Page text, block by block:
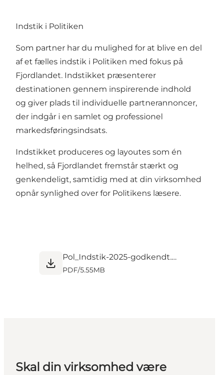
Indstik i Politiken
Som partner har du mulighed for at blive en del
af et fælles indstik i Politiken med fokus på
Fjordlandet. Indstikket præsenterer
destinationen gennem inspirerende indhold
og giver plads til individuelle partnerannoncer,
der indgår i en samlet og professionel
markedsføringsindsats.
Indstikket produceres og layoutes som én
helhed, så Fjordlandet fremstår stærkt og
genkendeligt, samtidig med at din virksomhed
opnår synlighed over for Politikens læsere.
Pol_Indstik-2025-godkendt.pdf
PDF/5.55MB
Skal din virksomhed være